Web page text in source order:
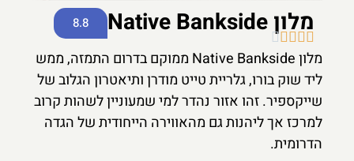
מלון Native Bankside 8.8





מלון Native Bankside ממוקם בדרום התמזה, ממש
ליד שוק בורו, גלריית טייט מודרן ותיאטרון הגלוב של
שייקספיר. זהו אזור נהדר למי שמעוניין לשהות קרוב
למרכז אך ליהנות גם מהאווירה הייחודית של הגדה
הדרומית.